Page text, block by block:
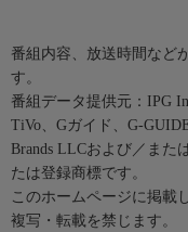
番組内容、放送時間など
す。
番組データ提供元：IPG
TiVo、Gガイド、G-
Brands LLCおよび／また
たは登録商標です。
このホームページに掲載
複写・転載を禁じます。